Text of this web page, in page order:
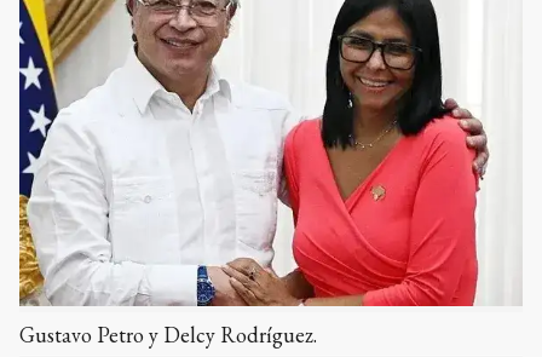
Gustavo Petro y Delcy Rodríguez.